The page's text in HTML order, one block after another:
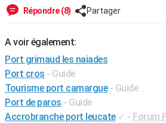
Répondre (8) Partager
A voir également:
Port grimaud les naiades
Port cros - Guide
Tourisme port camargue - Guide
Port de paros - Guide
Accrobranche port leucate ✓ - Forum